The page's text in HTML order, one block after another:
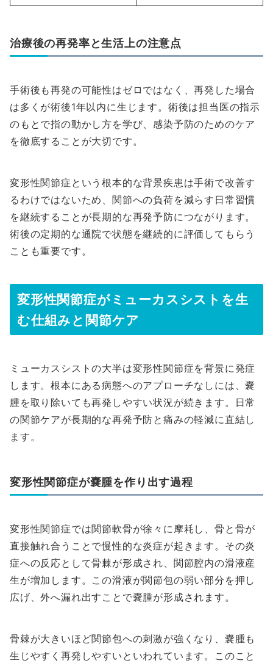
治療後の再発率と生活上の注意点
手術後も再発の可能性はゼロではなく、再発した場合
は多くが術後1年以内に生じます。術後は担当医の指示
のもとで指の動かし方を学び、感染予防のためのケア
を徹底することが大切です。
変形性関節症という根本的な背景疾患は手術で改善す
るわけではないため、関節への負荷を減らす日常習慣
を継続することが長期的な再発予防につながります。
術後の定期的な通院で状態を継続的に評価してもらう
ことも重要です。
変形性関節症がミューカスシストを生
む仕組みと関節ケア
ミューカスシストの大半は変形性関節症を背景に発症
します。根本にある病態へのアプローチなしには、嚢
腫を取り除いても再発しやすい状況が続きます。日常
の関節ケアが長期的な再発予防と痛みの軽減に直結し
ます。
変形性関節症が嚢腫を作り出す過程
変形性関節症では関節軟骨が徐々に摩耗し、骨と骨が
直接触れ合うことで慢性的な炎症が起きます。その炎
症への反応として骨棘が形成され、関節腔内の滑液産
生が増加します。この滑液が関節包の弱い部分を押し
広げ、外へ漏れ出すことで嚢腫が形成されます。
骨棘が大きいほど関節包への刺激が強くなり、嚢腫も
生じやすく再発しやすいといわれています。このこと